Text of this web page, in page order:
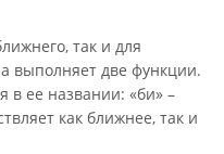
так и для
выполняет две функции.
в ее названии: «би» –
как ближнее, так и